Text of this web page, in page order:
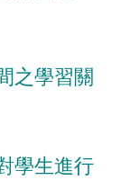
之學習關
學生進行